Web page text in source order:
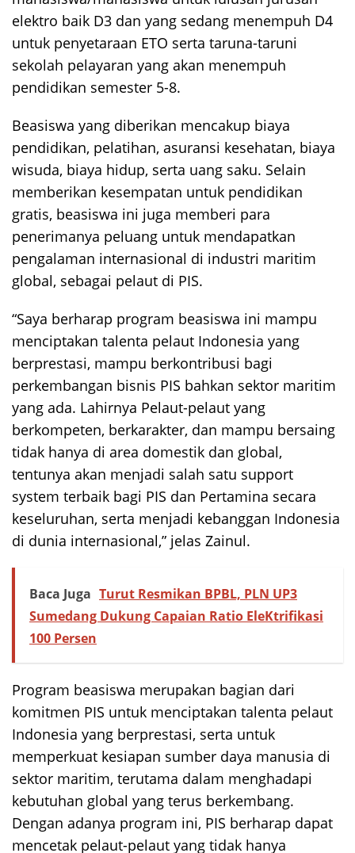
elektro baik D3 dan yang sedang menempuh D4
untuk penyetaraan ETO serta taruna-taruni
sekolah pelayaran yang akan menempuh
pendidikan semester 5-8.
Beasiswa yang diberikan mencakup biaya
pendidikan, pelatihan, asuransi kesehatan, biaya
wisuda, biaya hidup, serta uang saku. Selain
memberikan kesempatan untuk pendidikan
gratis, beasiswa ini juga memberi para
penerimanya peluang untuk mendapatkan
pengalaman internasional di industri maritim
global, sebagai pelaut di PIS.
“Saya berharap program beasiswa ini mampu
menciptakan talenta pelaut Indonesia yang
berprestasi, mampu berkontribusi bagi
perkembangan bisnis PIS bahkan sektor maritim
yang ada. Lahirnya Pelaut-pelaut yang
berkompeten, berkarakter, dan mampu bersaing
tidak hanya di area domestik dan global,
tentunya akan menjadi salah satu support
system terbaik bagi PIS dan Pertamina secara
keseluruhan, serta menjadi kebanggan Indonesia
di dunia internasional,” jelas Zainul.
Baca Juga Turut Resmikan BPBL, PLN UP3
Sumedang Dukung Capaian Ratio EleKtrifikasi
100 Persen
Program beasiswa merupakan bagian dari
komitmen PIS untuk menciptakan talenta pelaut
Indonesia yang berprestasi, serta untuk
memperkuat kesiapan sumber daya manusia di
sektor maritim, terutama dalam menghadapi
kebutuhan global yang terus berkembang.
Dengan adanya program ini, PIS berharap dapat
mencetak pelaut-pelaut yang tidak hanya